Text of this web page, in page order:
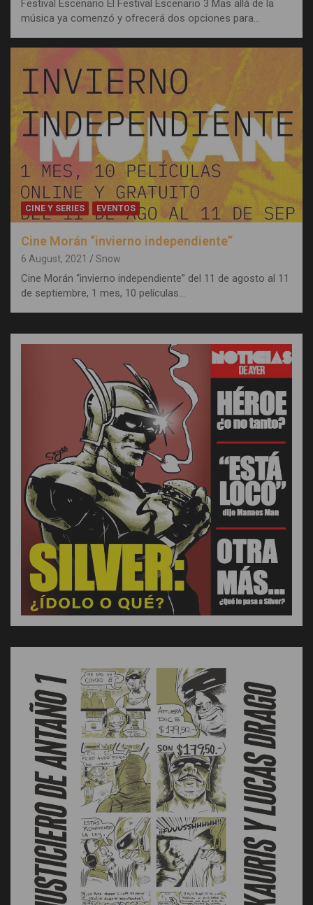
Festival Escenario El Festival Escenario 3 Mas allá de la
música ya comenzó y ofrecerá dos opciones para…
CINE Y SERIES EVENTOS
Cine Morán “invierno independiente”
6 August, 2021 Snow
Cine Morán “invierno independiente” del 11 de agosto al 11
de septiembre, 1 mes, 10 películas…